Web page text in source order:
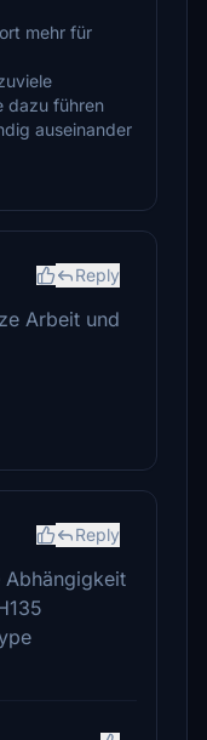
mehr für
dazu führen
auseinander
Reply
Arbeit und
Reply